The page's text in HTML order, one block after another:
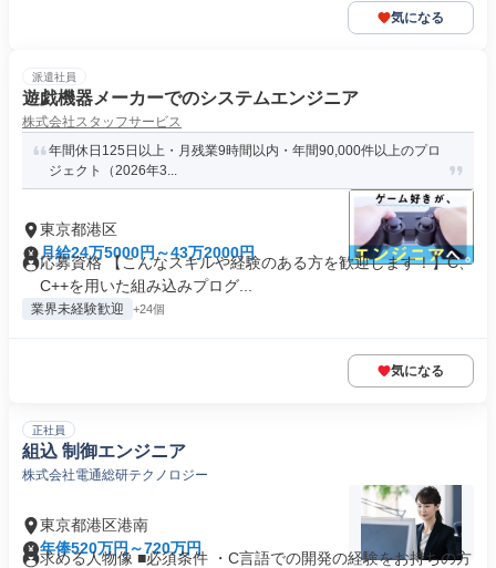
気になる
派遣社員
遊戯機器メーカーでのシステムエンジニア
株式会社スタッフサービス
年間休日125日以上・月残業9時間以内・年間90,000件以上のプロ
ジェクト（2026年3...
東京都港区
月給24万5000円～43万2000円
応募資格 【こんなスキルや経験のある方を歓迎します！】C、
C++を用いた組み込みプログ...
業界未経験歓迎 +24個
気になる
正社員
組込 制御エンジニア
株式会社電通総研テクノロジー
東京都港区港南
年俸520万円～720万円
求める人物像 ■必須条件 ・C言語での開発の経験をお持ちの方